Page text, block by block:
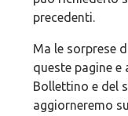
precedenti.
Ma le sorprese
queste pagine
Bollettino e del
aggiorneremo